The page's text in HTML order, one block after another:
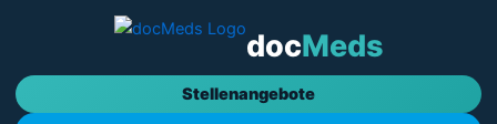
docMeds
Stellenangebote